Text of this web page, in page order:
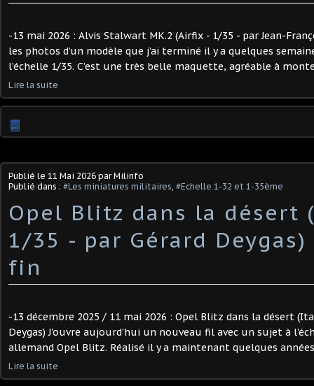
-13 mai 2026 : Alvis Stalwart MK.2 (Airfix - 1/35 - par Jean-
les photos d’un modèle que j’ai terminé il y a quelques
l’échelle 1/35. C’est une très belle maquette, agréable à
Lire la suite
…
Publié le 11 Mai 2026 par Milinfo
Publié dans : #Les miniatures militaires, #Echelle 1-32 et 1-35ème
Opel Blitz dans la désert
1/35 - par Gérard
fin
-13 décembre 2025 / 11 mai 2026 : Opel Blitz dans la désert
Deygas) J'ouvre aujourd'hui un nouveau fil avec un sujet à
allemand Opel Blitz. Réalisé il y a maintenant quelques
Lire la suite